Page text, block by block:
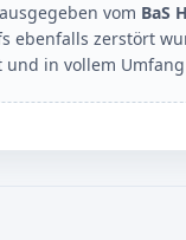
vom BaS
ebenfalls zerstört
in vollem